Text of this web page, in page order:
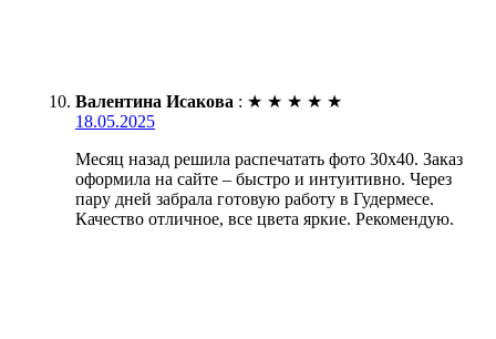
Валентина Исакова : ★ ★ ★ ★ ★
18.05.2025
Месяц назад решила распечатать фото 30х40. Заказ
оформила на сайте – быстро и интуитивно. Через
пару дней забрала готовую работу в Гудермесе.
Качество отличное, все цвета яркие. Рекомендую.